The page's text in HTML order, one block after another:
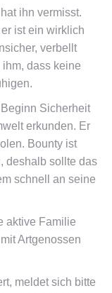
ihn vermisst.
ist ein wirklich
verbellt
dass keine
Sicherheit
erkunden. Er
Bounty ist
deshalb sollte das
schnell an seine
aktive Familie
Artgenossen
meldet sich bitte